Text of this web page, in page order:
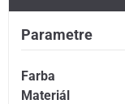
Parametre
Farba
Materiál